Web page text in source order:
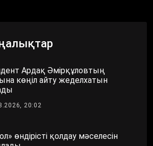
Ардақ Әмірқұловтың
көңіл айту жеделхатын
20:02
өндірісті қолдау мәселесін